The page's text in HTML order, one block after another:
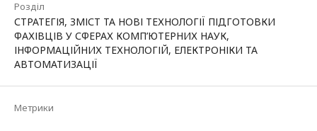
Розділ
СТРАТЕГІЯ, ЗМІСТ ТА НОВІ ТЕХНОЛОГІЇ ПІДГОТОВКИ
ФАХІВЦІВ У СФЕРАХ КОМП’ЮТЕРНИХ НАУК,
ІНФОРМАЦІЙНИХ ТЕХНОЛОГІЙ, ЕЛЕКТРОНІКИ ТА
АВТОМАТИЗАЦІЇ
Метрики